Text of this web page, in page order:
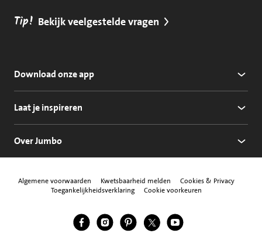
Tip! Bekijk veelgestelde vragen
Download onze app
Laat je inspireren
Over Jumbo
Algemene voorwaarden Kwetsbaarheid melden
Cookies & Privacy
Toegankelijkheidsverklaring
Cookie voorkeuren
Volg ons
Jumbo Facebook
Jumbo Instagram
Jumbo Pinterest
Jumbo Twitter
Jumbo YouTube